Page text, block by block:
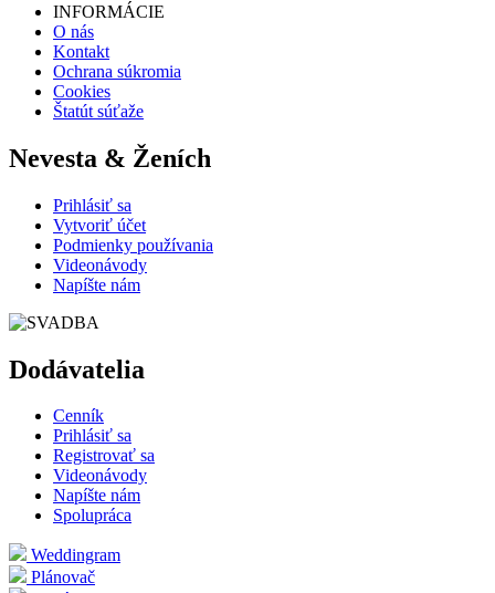
INFORMÁCIE
O nás
Kontakt
Ochrana súkromia
Cookies
Štatút súťaže
Nevesta & Ženích
Prihlásiť sa
Vytvoriť účet
Podmienky používania
Videonávody
Napíšte nám
Dodávatelia
Cenník
Prihlásiť sa
Registrovať sa
Videonávody
Napíšte nám
Spolupráca
Weddingram
Plánovač